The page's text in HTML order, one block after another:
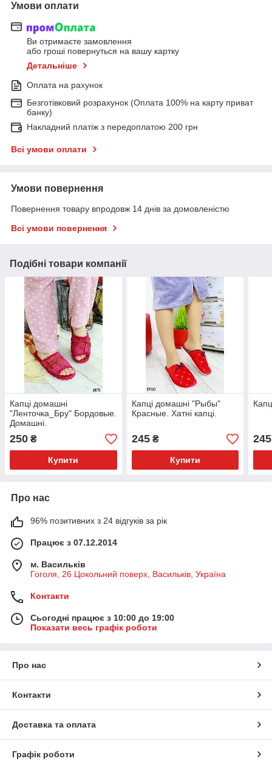
Умови оплати
Ви отримаєте замовлення
або гроші повернуться на вашу картку
Детальніше
Оплата на рахунок
Безготівковий розрахунок (Оплата 100% на карту приват
банку)
Накладний платіж з передоплатою 200 грн
Всі умови оплати
Умови повернення
Повернення товару впродовж 14 днів за домовленістю
Всі умови повернення
Подібні товари компанії
Капці домашні
"Ленточка_Бру" Бордовые.
Домашні.
250 ₴
Купити
Капці домашні "Рыбы"
Красные. Хатні капці.
245₴
Купити
245
Про нас
96% позитивних з 24 відгуків за рік
Працює з 07.12.2014
м. Васильків
Гоголя, 26 Цокольний поверх, Васильків, Україна
Контакти
Сьогодні працює з 10:00 до 19:00
Показати весь графік роботи
Про нас
Контакти
Доставка та оплата
Графік роботи